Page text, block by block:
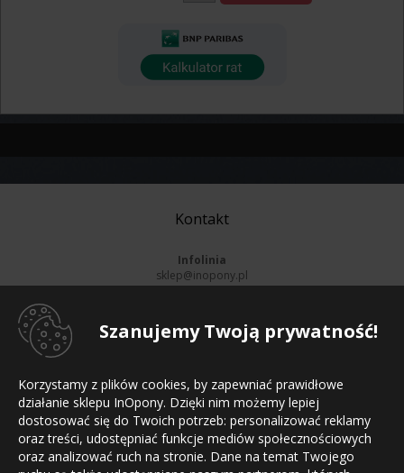
Szanujemy Twoją prywatność!
Korzystamy z plików cookies, by zapewniać prawidłowe
działanie sklepu InOpony. Dzięki nim możemy lepiej
dostosować się do Twoich potrzeb: personalizować reklamy
oraz treści, udostępniać funkcje mediów społecznościowych
oraz analizować ruch na stronie. Dane na temat Twojego
Kontakt
Infolinia
sklep@inopony.pl
52 561 99 90
Strona główna
Regulamin sklepu
Polityka prywatności
Mapa witryny
Kontakt